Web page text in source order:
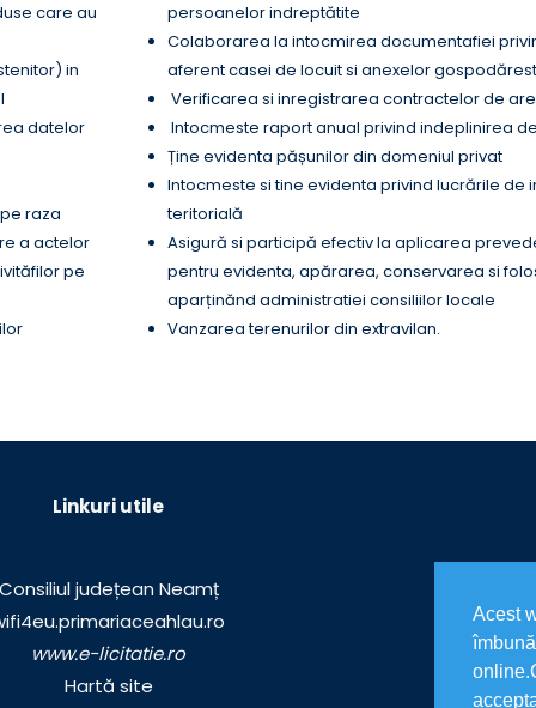
care au
in
datelor
raza
a actelor
pe
persoanelor indreptătite
Colaborarea la intocmirea documentafiei
aferent casei de locuit si anexelor
Verificarea si inregistrarea contractelor de
Intocmeste raport anual privind indeplinirea
Ține evidenta pășunilor din domeniul privat
Intocmeste si tine evidenta privind lucrările de
teritorială
Asigură si participă efectiv la aplicarea
pentru evidenta, apărarea, conservarea si
aparținănd administratiei consiliilor locale
Vanzarea terenurilor din extravilan.
Linkuri utile
Consiliul județean Neamț
www.e-licitatie.ro
Hartă site
Acest